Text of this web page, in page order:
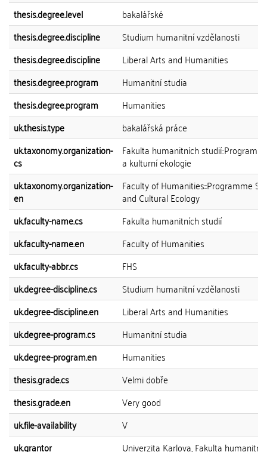
thesis.degree.level
bakalářské
thesis.degree.discipline
Studium humanitní vzdělanosti
thesis.degree.discipline
Liberal Arts and Humanities
thesis.degree.program
Humanitní studia
thesis.degree.program
Humanities
uk.thesis.type
bakalářská práce
uk.taxonomy.organization-
cs
Fakulta humanitních studií::Program
a kulturní ekologie
uk.taxonomy.organization-
en
Faculty of Humanities::Programme
and Cultural Ecology
uk.faculty-name.cs
Fakulta humanitních studií
uk.faculty-name.en
Faculty of Humanities
uk.faculty-abbr.cs
FHS
uk.degree-discipline.cs
Studium humanitní vzdělanosti
uk.degree-discipline.en
Liberal Arts and Humanities
uk.degree-program.cs
Humanitní studia
uk.degree-program.en
Humanities
thesis.grade.cs
Velmi dobře
thesis.grade.en
Very good
uk.file-availability
V
uk.grantor
Univerzita Karlova, Fakulta